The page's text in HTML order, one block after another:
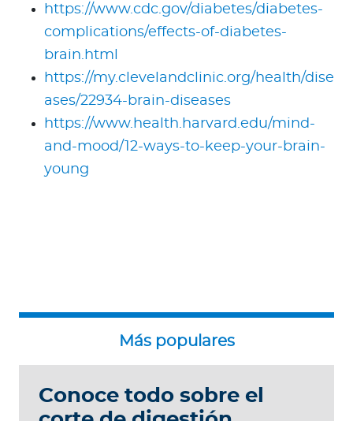
https://www.cdc.gov/diabetes/diabetes-
complications/effects-of-diabetes-
brain.html
https://my.clevelandclinic.org/health/dise
ases/22934-brain-diseases
https://www.health.harvard.edu/mind-
and-mood/12-ways-to-keep-your-brain-
young
Conoce todo sobre el